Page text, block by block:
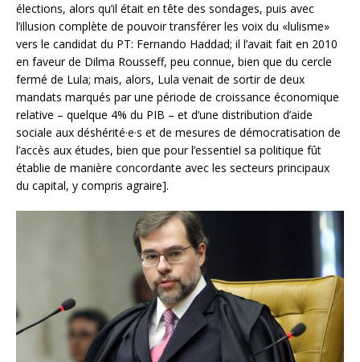
élections, alors qu’il était en tête des sondages, puis avec
l’illusion complète de pouvoir transférer les voix du «lulisme»
vers le candidat du PT: Fernando Haddad; il l’avait fait en 2010
en faveur de Dilma Rousseff, peu connue, bien que du cercle
fermé de Lula; mais, alors, Lula venait de sortir de deux
mandats marqués par une période de croissance économique
relative – quelque 4% du PIB – et d’une distribution d’aide
sociale aux déshérité·e·s et de mesures de démocratisation de
l’accès aux études, bien que pour l’essentiel sa politique fût
établie de manière concordante avec les secteurs principaux
du capital, y compris agraire].